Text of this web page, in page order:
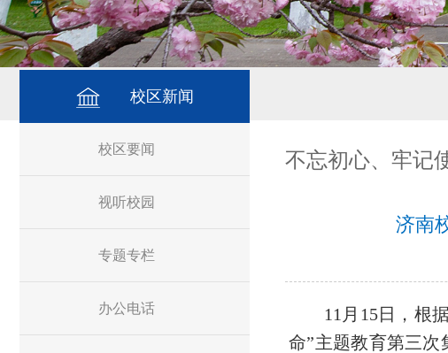
校区新闻
校区要闻
视听校园
专题专栏
办公电话
不忘初心、牢记
济南
11月15日，根
命”主题教育第三